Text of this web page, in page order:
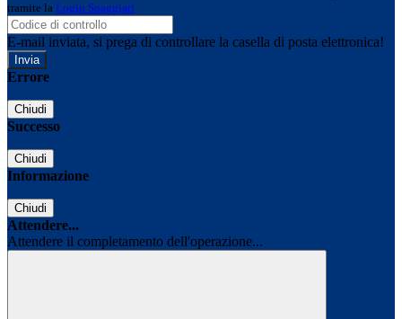
tramite la Login Spaggiari
E-mail inviata, si prega di controllare la casella di posta elettronica!
Errore
Chiudi
Successo
Chiudi
Informazione
Chiudi
Attendere...
Attendere il completamento dell'operazione...